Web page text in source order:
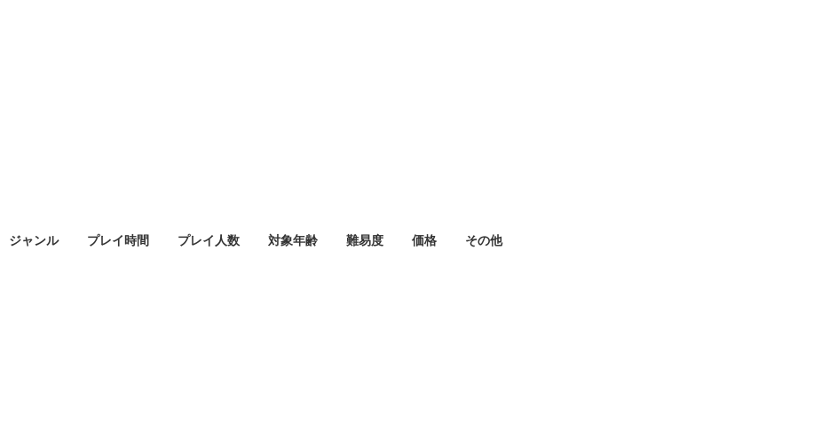
ジャンル プレイ時間 プレイ人数 対象年齢 難易度 価格 その他